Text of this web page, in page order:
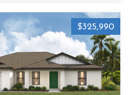
$325,990